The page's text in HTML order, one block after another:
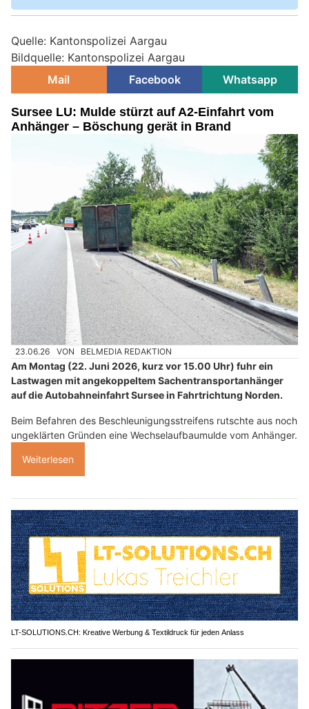
Quelle: Kantonspolizei Aargau
Bildquelle: Kantonspolizei Aargau
Mail
Facebook Whatsapp
Sursee LU: Mulde stürzt auf A2-Einfahrt vom
Anhänger – Böschung gerät in Brand
23.06.26 VON BELMEDIA REDAKTION
Am Montag (22. Juni 2026, kurz vor 15.00 Uhr) fuhr ein
Lastwagen mit angekoppeltem Sachentransportanhänger
auf die Autobahneinfahrt Sursee in Fahrtrichtung Norden.
Beim Befahren des Beschleunigungsstreifens rutschte aus noch
ungeklärten Gründen eine Wechselaufbaumulde vom Anhänger.
Weiterlesen
LT-SOLUTIONS.CH: Kreative Werbung & Textildruck für jeden Anlass